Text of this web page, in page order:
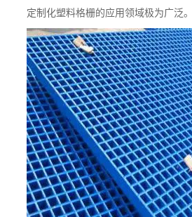
定制化塑料格栅的应用领域极为广泛。